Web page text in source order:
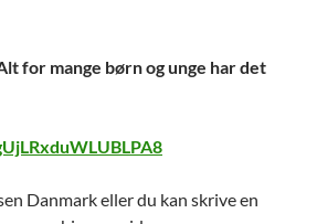
for mange børn og unge har det
Danmark eller du kan skrive en